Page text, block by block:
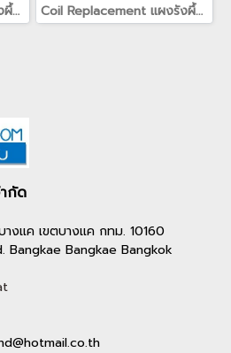
Coil Replacement แผงรังผึ้ง แผงคอยล์สำหรับเครื่องปรับอากาศเทรน TRANE(copy)(copy)(copy) Coil Replacement แผงรังผึ้ง แผงคอยล์สำหรับเครื่องปรับอากาศเทรน TRANE
กัด
งแค เขตบางแค กทม. 10160
Bangkae Bangkae Bangkok